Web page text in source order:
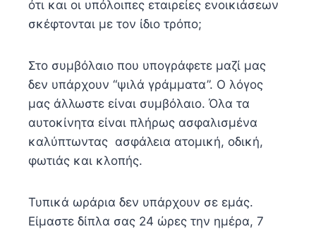
ότι και οι υπόλοιπες εταιρείες ενοικιάσεων
σκέφτονται με τον ίδιο τρόπο;
Στο συμβόλαιο που υπογράφετε μαζί μας
δεν υπάρχουν “ψιλά γράμματα”. Ο λόγος
μας άλλωστε είναι συμβόλαιο. Όλα τα
αυτοκίνητα είναι πλήρως ασφαλισμένα
καλύπτωντας ασφάλεια ατομική, οδική,
φωτιάς και κλοπής.
Τυπικά ωράρια δεν υπάρχουν σε εμάς.
Είμαστε δίπλα σας 24 ώρες την ημέρα, 7